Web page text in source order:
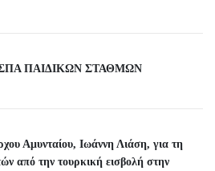
ΠΑΙΔΙΚΩΝ ΣΤΑΘΜΩΝ
Αμυνταίου, Ιωάννη Λιάση, για τη
από την τουρκική εισβολή στην